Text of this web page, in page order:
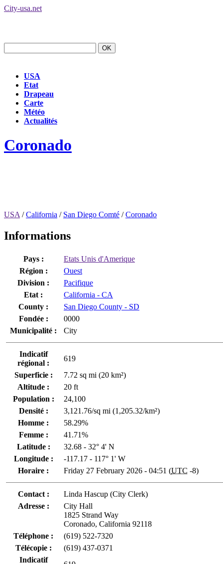
City-usa.net
USA
Etat
Drapeau
Carte
Météo
Actualités
Coronado
USA /California / San Diego Comté /Coronado
Informations
Pays :
Etats Unis d'Amerique
Région :
Ouest
Division :
Pacifique
Etat :
California - CA
County :
San Diego County - SD
Fondée :
0000
Municipalité :
City
Indicatif
régional :
619
Superficie :
7.72 sq mi (20 km²)
Altitude :
20 ft
Population :
24,100
Densité :
3,121.76/sq mi (1,205.32/km²)
Homme :
58.29%
Femme :
41.71%
Latitude :
32.68 - 32° 4' N
Longitude :
-117.17 - 117° 1' W
Horaire :
Friday 27 February 2026 - 04:51 (UTC -8)
Contact :
Linda Hascup (City Clerk)
Adresse :
City Hall
1825 Strand Way
Coronado, California 92118
Téléphone :
(619) 522-7320
Télécopie :
(619) 437-0371
Indicatif